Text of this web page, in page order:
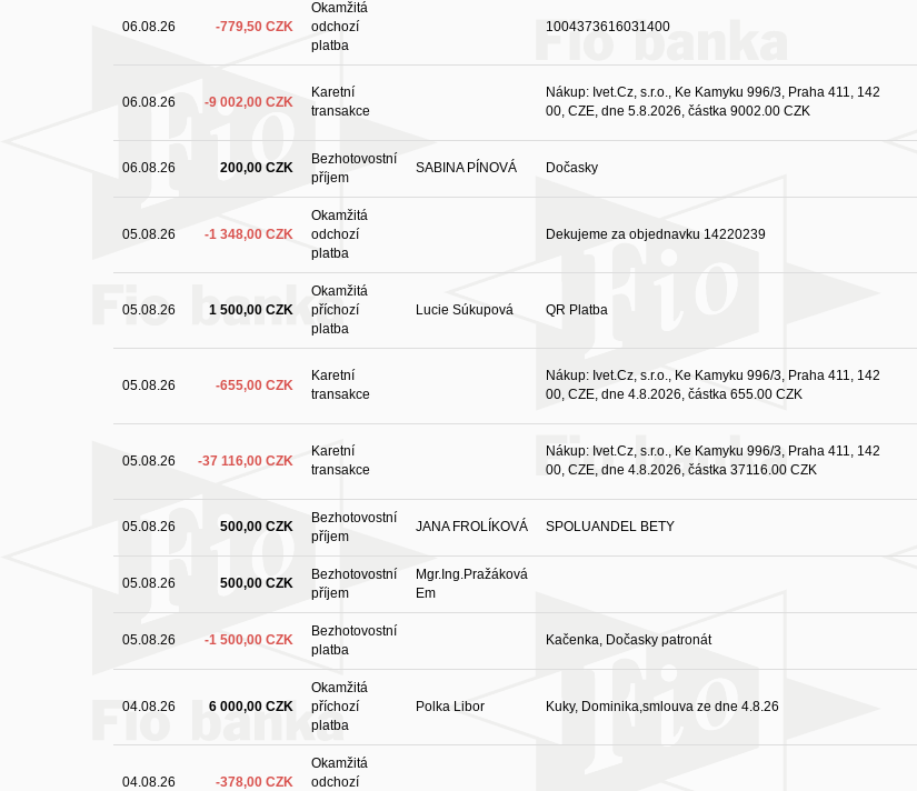
06.08.26 -779,50 CZK
Okamžitá
odchozí
platba
1004373616031400
06.08.26 -9 002,00 CZK
Karetní
transakce
Nákup: Ivet.Cz, s.r.o., Ke Kamyku 996/3, Praha 411, 142
00, CZE, dne 5.8.2026, částka 9002.00 CZK
06.08.26 200,00 CZK
Bezhotovostní
příjem
SABINA PÍNOVÁ Dočasky
05.08.26 -1 348,00 CZK
Okamžitá
odchozí
platba
Dekujeme za objednavku 14220239
05.08.26 1 500,00 CZK
Okamžitá
příchozí
platba
Lucie Súkupová QR Platba
05.08.26 -655,00 CZK
Karetní
transakce
Nákup: Ivet.Cz, s.r.o., Ke Kamyku 996/3, Praha 411, 142
00, CZE, dne 4.8.2026, částka 655.00 CZK
05.08.26 -37 116,00 CZK
Karetní
transakce
Nákup: Ivet.Cz, s.r.o., Ke Kamyku 996/3, Praha 411, 142
00, CZE, dne 4.8.2026, částka 37116.00 CZK
05.08.26 500,00 CZK
Bezhotovostní
příjem
JANA FROLÍKOVÁ SPOLUANDEL BETY
05.08.26 500,00 CZK
Bezhotovostní
příjem
Mgr.Ing.Pražáková
Em
05.08.26 -1 500,00 CZK
Bezhotovostní
platba
Kačenka, Dočasky patronát
04.08.26 6 000,00 CZK
Okamžitá
příchozí
platba
Polka Libor Kuky, Dominika,smlouva ze dne 4.8.26
04.08.26 -378,00 CZK
Okamžitá
odchozí